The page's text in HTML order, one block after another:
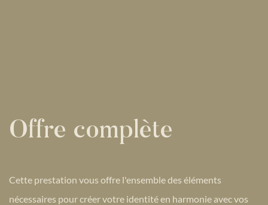
Offre complète
Cette prestation vous offre l'ensemble des éléments
nécessaires pour créervotre identité en harmonie avec vos